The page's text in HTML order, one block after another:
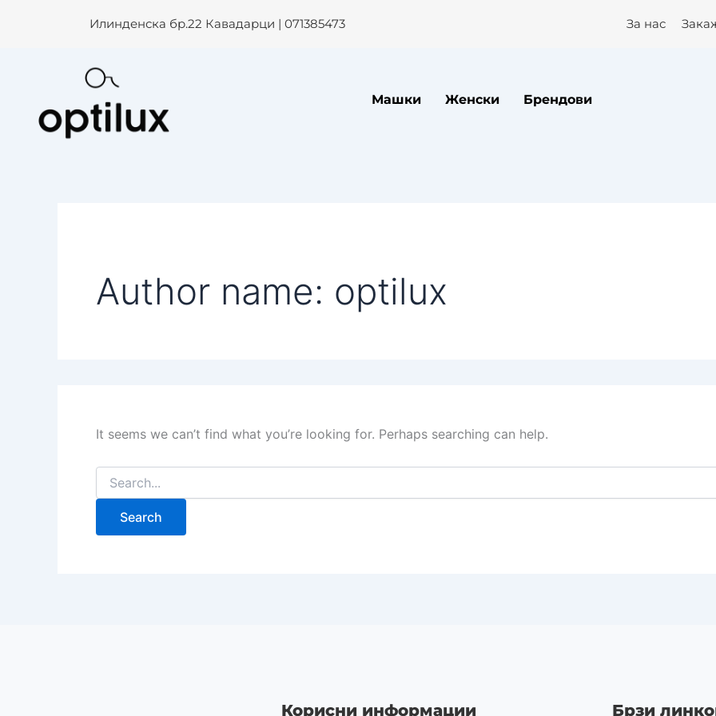
Илинденска бр.22 Кавадарци | 071385473 За нас
Машки Женски Брендови
Author name: optilux
It seems we can’t find what you’re looking for. Perhaps searching can help.
for:
Корисни информации Брзи